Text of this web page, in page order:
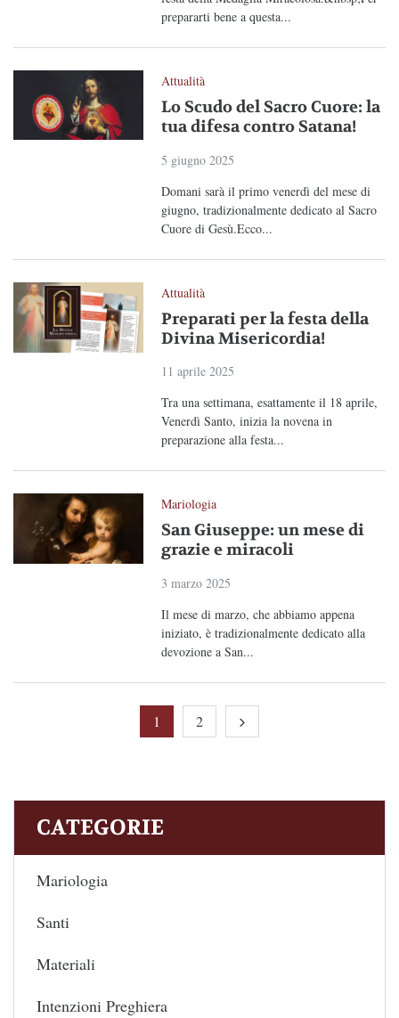
prepararti bene a questa...
Attualità
Lo Scudo del Sacro Cuore: la
tua difesa contro Satana!
5 giugno 2025
Domani sarà il primo venerdì del mese di
giugno, tradizionalmente dedicato al Sacro
Cuore di Gesù.Ecco...
Attualità
Preparati per la festa della
Divina Misericordia!
11 aprile 2025
Tra una settimana, esattamente il 18 aprile,
Venerdì Santo, inizia la novena in
preparazione alla festa...
Mariologia
San Giuseppe: un mese di
grazie e miracoli
3 marzo 2025
Il mese di marzo, che abbiamo appena
iniziato, è tradizionalmente dedicato alla
devozione a San...
1 2
CATEGORIE
Mariologia
Santi
Materiali
Intenzioni Preghiera